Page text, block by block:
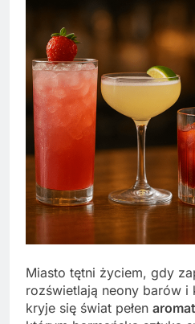
Miasto tętni życiem, gdy
rozświetlają neony barów i
kryje się świat pełen